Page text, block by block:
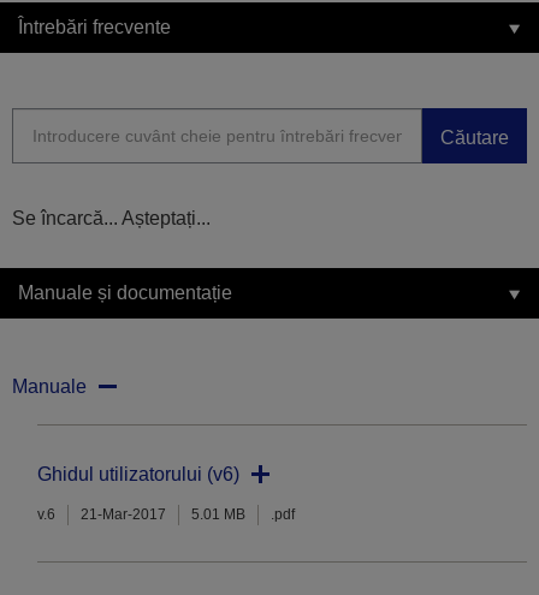
Întrebări frecvente
Căutare
Se încarcă... Așteptați...
Manuale și documentație
Manuale
Ghidul utilizatorului (v6)
v.6 21-Mar-2017 5.01 MB .pdf